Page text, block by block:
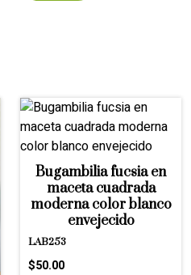
Bugambilia fucsia en
maceta cuadrada
moderna color blanco
envejecido
LAB253
$50.00